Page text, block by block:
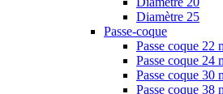
Diamètre 25
Passe-coque
Passe coque 22
Passe coque 24
Passe coque 30
Passe coque 38